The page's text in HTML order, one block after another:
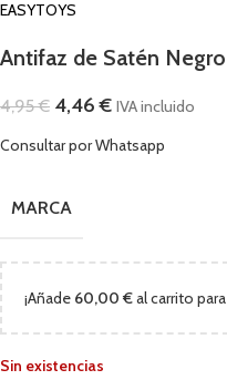
Antifaz de Satén Negro
4,95€ 4,46€ IVA incluido
Consultar por Whatsapp
MARCA
¡Añade 60,00 €al carrito
Sin existencias